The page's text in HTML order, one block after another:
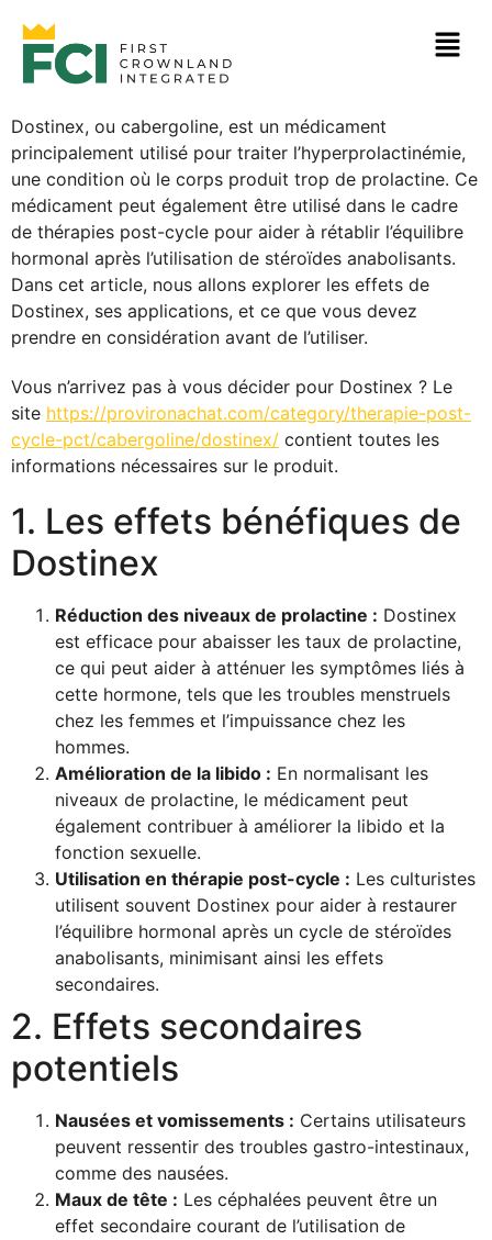
Dostinex, ou cabergoline, est un médicament
principalement utilisé pour traiter l’hyperprolactinémie,
une condition où le corps produit trop de prolactine. Ce
médicament peut également être utilisé dans le cadre
de thérapies post-cycle pour aider à rétablir l’équilibre
hormonal après l’utilisation de stéroïdes anabolisants.
Dans cet article, nous allons explorer les effets de
Dostinex, ses applications, et ce que vous devez
prendre en considération avant de l’utiliser.
Vous n’arrivez pas à vous décider pour Dostinex ? Le
site https://provironachat.com/category/therapie-post-
cycle-pct/cabergoline/dostinex/ contient toutes les
informations nécessaires sur le produit.
1. Les effets bénéfiques de
Dostinex
Réduction des niveaux de prolactine : Dostinex
est efficace pour abaisser les taux de prolactine,
ce qui peut aider à atténuer les symptômes liés à
cette hormone, tels que les troubles menstruels
chez les femmes et l’impuissance chez les
hommes.
Amélioration de la libido : En normalisant les
niveaux de prolactine, le médicament peut
également contribuer à améliorer la libido et la
fonction sexuelle.
Utilisation en thérapie post-cycle : Les culturistes
utilisent souvent Dostinex pour aider à restaurer
l’équilibre hormonal après un cycle de stéroïdes
anabolisants, minimisant ainsi les effets
secondaires.
2. Effets secondaires
potentiels
Nausées et vomissements : Certains utilisateurs
peuvent ressentir des troubles gastro-intestinaux,
comme des nausées.
Maux de tête : Les céphalées peuvent être un
effet secondaire courant de l’utilisation de